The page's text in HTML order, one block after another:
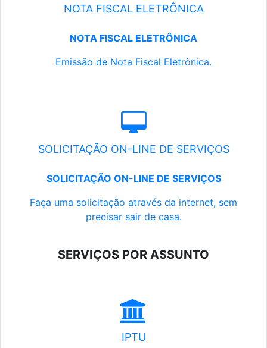
NOTA FISCAL ELETRÔNICA
NOTA FISCAL ELETRÔNICA
Emissão de Nota Fiscal Eletrônica.
SOLICITAÇÃO ON-LINE DE SERVIÇOS
SOLICITAÇÃO ON-LINE DE SERVIÇOS
Faça uma solicitação através da internet, sem
precisar sair de casa.
SERVIÇOS POR ASSUNTO
IPTU